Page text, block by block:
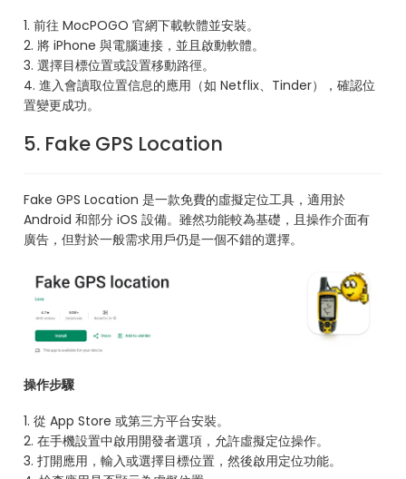
1. 前往 MocPOGO 官網下載軟體並安裝。
2. 將 iPhone 與電腦連接，並且啟動軟體。
3. 選擇目標位置或設置移動路徑。
4. 進入會讀取位置信息的應用（如 Netflix、Tinder），確認位
置變更成功。
5. Fake GPS Location
Fake GPS Location 是一款免費的虛擬定位工具，適用於
Android 和部分 iOS 設備。雖然功能較為基礎，且操作介面有
廣告，但對於一般需求用戶仍是一個不錯的選擇。
操作步驟
1. 從 App Store 或第三方平台安裝。
2. 在手機設置中啟用開發者選項，允許虛擬定位操作。
3. 打開應用，輸入或選擇目標位置，然後啟用定位功能。